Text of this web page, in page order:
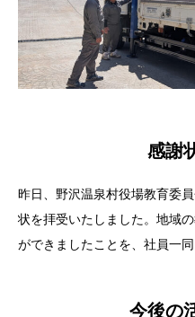
感謝
昨日、野沢温泉村役場教育委
状を拝受いたしました。地域
ができましたことを、社員一
今後の